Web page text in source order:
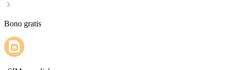
Bono gratis